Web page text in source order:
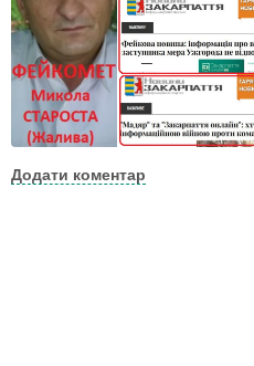
Додати коментар